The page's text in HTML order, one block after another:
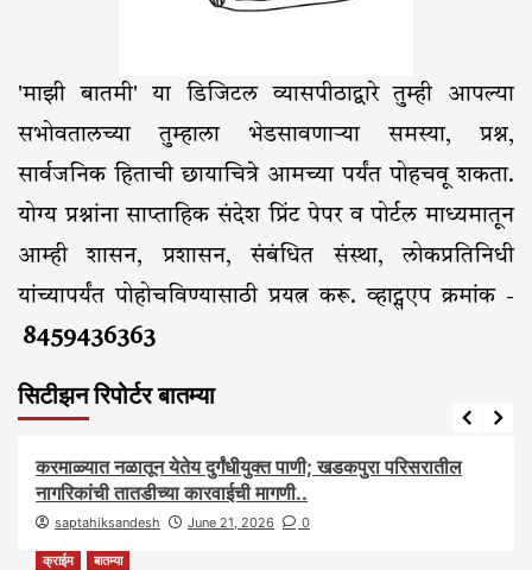
'माझी बातमी' या डिजिटल व्यासपीठाद्वारे तुम्ही आपल्या
सभोवतालच्या तुम्हाला भेडसावणाऱ्या समस्या, प्रश्न,
सार्वजनिक हिताची छायाचित्रे आमच्या पर्यंत पोहचवू शकता.
योग्य प्रश्नांना साप्ताहिक संदेश प्रिंट पेपर व पोर्टल माध्यमातून
आम्ही शासन, प्रशासन, संबंधित संस्था, लोकप्रतिनिधी
यांच्यापर्यंत पोहोचविण्यासाठी प्रयत्न करू. व्हाट्सएप क्रमांक -
8459436363
सिटीझन रिपोर्टर बातम्या
आरोग्य आवाज जनतेचा बातम्या
करमाळ्यात नळातून येतेय दुर्गंधीयुक्त पाणी; खडकपुरा परिसरातील
नागरिकांची तातडीच्या कारवाईची मागणी..
saptahiksandesh June 21, 2026 0
क्राईम बातम्या